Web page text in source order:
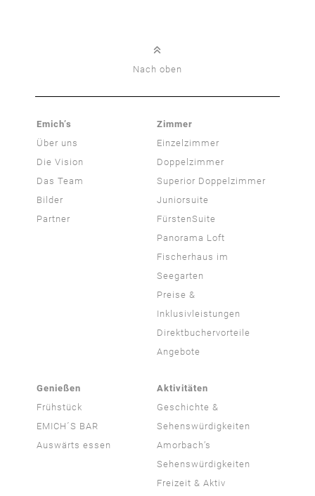
Nach oben
Emich’s
Über uns
Die Vision
Das Team
Bilder
Partner
Zimmer
Einzelzimmer
Doppelzimmer
Superior Doppelzimmer
Juniorsuite
FürstenSuite
Panorama Loft
Fischerhaus im
Seegarten
Preise &
Inklusivleistungen
Direktbuchervorteile
Angebote
Genießen
Frühstück
EMICH´S BAR
Auswärts essen
Aktivitäten
Geschichte &
Sehenswürdigkeiten
Amorbach’s
Sehenswürdigkeiten
Freizeit & Aktiv